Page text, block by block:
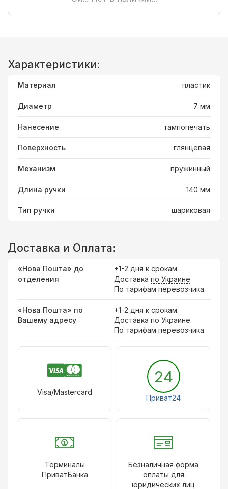
Характеристики:
Материал пластик
Диаметр 7 мм
Нанесение тампопечать
Поверхность глянцевая
Механизм пружинный
Длина ручки 140 мм
Тип ручки шариковая
Доставка и Оплата:
«Нова Пошта» до
отделения
+1-2 дня к срокам.
Доставка по Украине.
По тарифам перевозчика.
«Нова Пошта» по
Вашему адресу
+1-2 дня к срокам.
Доставка по Украине.
По тарифам перевозчика.
Visa/Mastercard
24
Приват24
Терминалы
ПриватБанка
Безналичная форма
оплаты для
юридических лиц